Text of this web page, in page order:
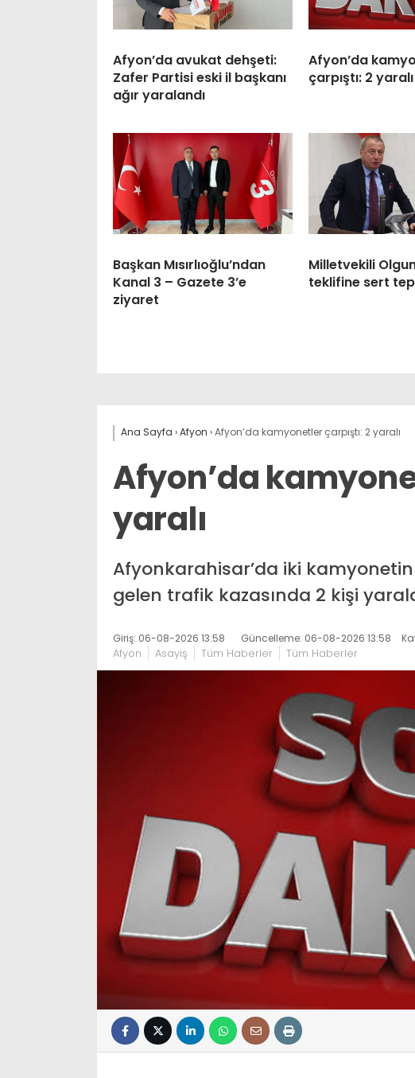
Afyon’da avukat dehşeti:
Zafer Partisi eski il başkanı
ağır yaralandı
Afyon’da
çarpıştı: 2 yaralı
Başkan Mısırlıoğlu’ndan
Kanal 3 – Gazete 3’e
ziyaret
Milletvekili
teklifine sert
Ana Sayfa ›Afyon ›Afyon’da kamyonetler çarpıştı: 2 yaralı
Afyon’da
yaralı
Afyonkarahisar’da iki
gelen trafik kazasında 2 kişi
Giriş: 06-08-2026 13:58 Güncelleme: 06-08-2026 13:58
Afyon Asayiş Tüm Haberler Tüm Haberler